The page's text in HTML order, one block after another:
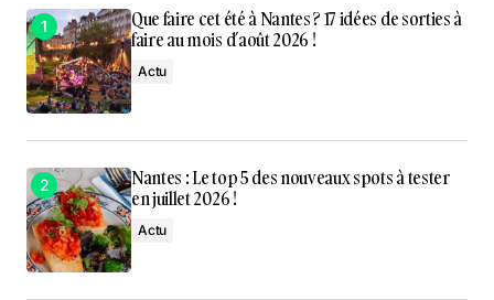
Que faire cet été à Nantes ? 17 idées de sorties à
faire au mois d’août 2026 !
Actu
Nantes : Le top 5 des nouveaux spots à tester
en juillet 2026 !
Actu